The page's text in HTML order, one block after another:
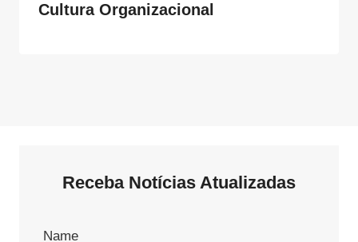
Cultura Organizacional
Receba Notícias Atualizadas
Name